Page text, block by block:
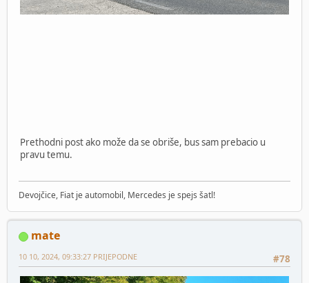
Prethodni post ako može da se obriše, bus sam prebacio u
pravu temu.
Devojčice, Fiat je automobil, Mercedes je spejs šatl!
mate
#78
10 10, 2024, 09:33:27 PRIJEPODNE